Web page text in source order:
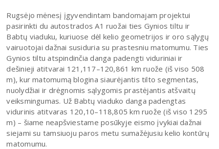
Rugsėjo mėnesį įgyvendintam bandomajam projektui
pasirinkti du autostrados A1 ruožai ties Gynios tiltu ir
Babtų viaduku, kuriuose dėl kelio geometrijos ir oro sąlygų
vairuotojai dažnai susiduria su prastesniu matomumu. Ties
Gynios tiltu atspindinčia danga padengti viduriniai ir
dešinieji atitvarai 121,117–120,861 km ruože (iš viso 508
m), kur matomumą blogina siaurėjantis tilto segmentas,
nuolydžiai ir drėgnomis sąlygomis prastėjantis atšvaitų
veiksmingumas. Už Babtų viaduko danga padengtas
vidurinis atitvaras 120,10–118,805 km ruože (iš viso 1295
m) – šiame neapšviestame posūkyje eismo įvykiai dažnai
siejami su tamsiuoju paros metu sumažėjusiu kelio kontūrų
matomumu.